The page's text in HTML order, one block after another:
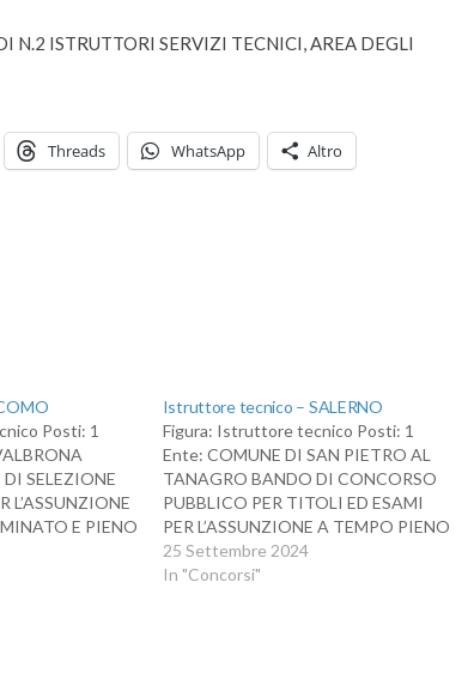
N.2 ISTRUTTORI SERVIZI TECNICI, AREA DEGLI
Threads WhatsApp Altro
Posti: 1
SELEZIONE
L’ASSUNZIONE
E PIENO
TECNICO –
(EX
Istruttore tecnico – SALERNO
Figura: Istruttore tecnico Posti: 1
Ente: COMUNE DI SAN PIETRO AL
TANAGRO BANDO DI CONCORSO
PUBBLICO PER TITOLI ED ESAMI
PER L’ASSUNZIONE A TEMPO PIENO
E INDETERMINATO DI N.1 UNITA’ DI
PERSONALE - AREA DEGLI
25 Settembre 2024
In "Concorsi"